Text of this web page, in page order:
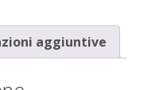
aggiuntive